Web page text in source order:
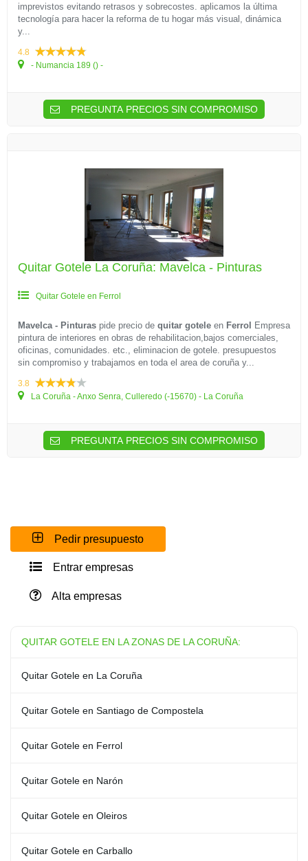
imprevistos evitando retrasos y sobrecostes. aplicamos la última
tecnología para hacer la reforma de tu hogar más visual, dinámica
y...
4.8
- Numancia 189 () -
PREGUNTA PRECIOS SIN COMPROMISO
Quitar Gotele La Coruña: Mavelca - Pinturas
Quitar Gotele en Ferrol
Mavelca - Pinturas pide precio de quitar gotele en Ferrol
Empresa
pintura de interiores en obras de rehabilitacion,bajos comerciales,
oficinas, comunidades. etc., eliminacion de gotele. presupuestos
sin compromiso y trabajamos en toda el area de coruña y...
3.8
La Coruña - Anxo Senra, Culleredo (-15670) - La Coruña
PREGUNTA PRECIOS SIN COMPROMISO
Pedir presupuesto
Entrar empresas
Alta empresas
QUITAR GOTELE EN LA ZONAS DE LA CORUÑA:
Quitar Gotele en La Coruña
Quitar Gotele en Santiago de Compostela
Quitar Gotele en Ferrol
Quitar Gotele en Narón
Quitar Gotele en Oleiros
Quitar Gotele en Carballo